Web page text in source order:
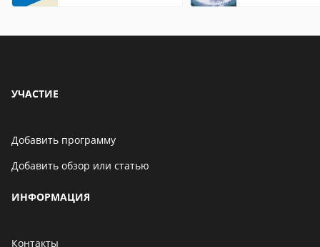
УЧАСТИЕ
Добавить программу
Добавить обзор или статью
ИНФОРМАЦИЯ
Контакты